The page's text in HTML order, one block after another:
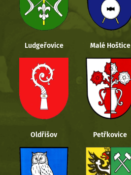
Ludgeřovice Malé Hoštice
Oldřišov Petřkovice